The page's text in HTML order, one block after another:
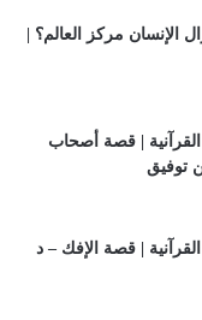
الإنسان مركز العالم؟ |
| قصة أصحاب
توفيق
| قصة الإفك – د